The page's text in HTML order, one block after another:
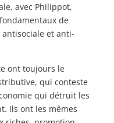
avec Philippot,
de
antisociale et anti-
ont toujours le
qui conteste
qui détruit les
Ils ont les mêmes